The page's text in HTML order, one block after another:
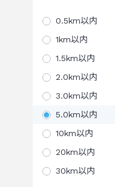
0.5km以内
1km以内
1.5km以内
2.0km以内
3.0km以内
5.0km以内
10km以内
20km以内
30km以内